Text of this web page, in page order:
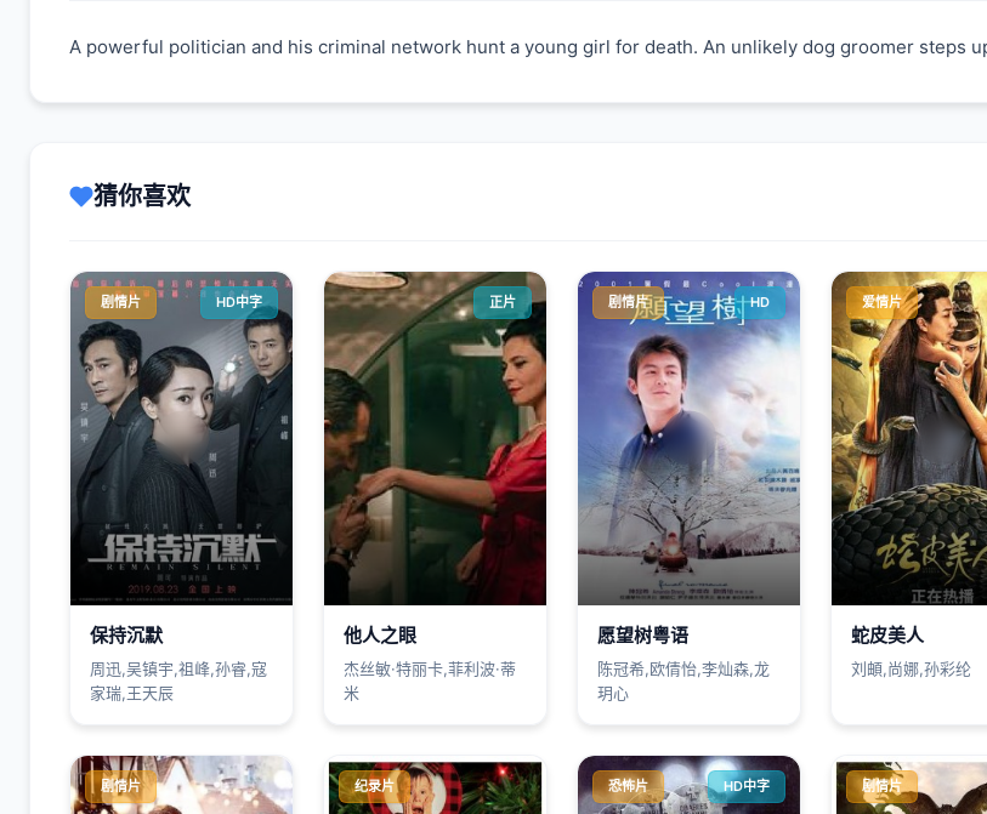
A powerful politician and his criminal network hunt a young girl for death. An unlikely dog groomer steps
猜你喜欢
剧情片 HD中字
保持沉默
周迅,吴镇宇,祖峰,孙睿,寇
家瑞,王天辰
正片
他人之眼
杰丝敏·特丽卡,菲利波·蒂
米
剧情片 HD
愿望树粤语
陈冠希,欧倩怡,李灿森,龙
玥心
爱情片
蛇皮美人
刘頔,尚娜,孙彩纶
剧情片 纪录片 恐怖片 HD中字 剧情片